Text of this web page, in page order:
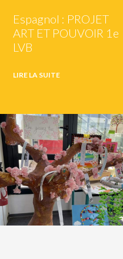
Espagnol : PROJET
ART ET POUVOIR 1e
LVB
LIRE LA SUITE